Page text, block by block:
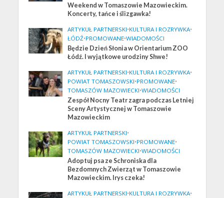
Weekend w Tomaszowie Mazowieckim.
Koncerty, tańce i ślizgawka!
ARTYKUŁ PARTNERSKI•KULTURA I ROZRYWKA•
ŁÓDŹ•PROMOWANE•WIADOMOŚCI
Będzie Dzień Słonia w Orientarium ZOO
Łódź. I wyjątkowe urodziny Shwe!
ARTYKUŁ PARTNERSKI•KULTURA I ROZRYWKA•
POWIAT TOMASZOWSKI•PROMOWANE•
TOMASZÓW MAZOWIECKI•WIADOMOŚCI
Zespół Nocny Teatr zagra podczas Letniej
Sceny Artystycznej w Tomaszowie
Mazowieckim
ARTYKUŁ PARTNERSKI•
POWIAT TOMASZOWSKI•PROMOWANE•
TOMASZÓW MAZOWIECKI•WIADOMOŚCI
Adoptuj psa ze Schroniska dla
Bezdomnych Zwierząt w Tomaszowie
Mazowieckim. Irys czeka!
ARTYKUŁ PARTNERSKI•KULTURA I ROZRYWKA•